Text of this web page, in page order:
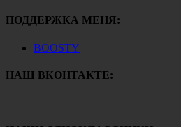
ПОДДЕРЖКА МЕНЯ:
BOOSTY
НАШ ВКОНТАКТЕ: